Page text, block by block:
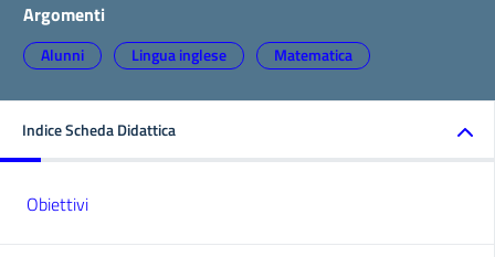
Argomenti
Alunni Lingua inglese Matematica
Indice Scheda Didattica
Obiettivi